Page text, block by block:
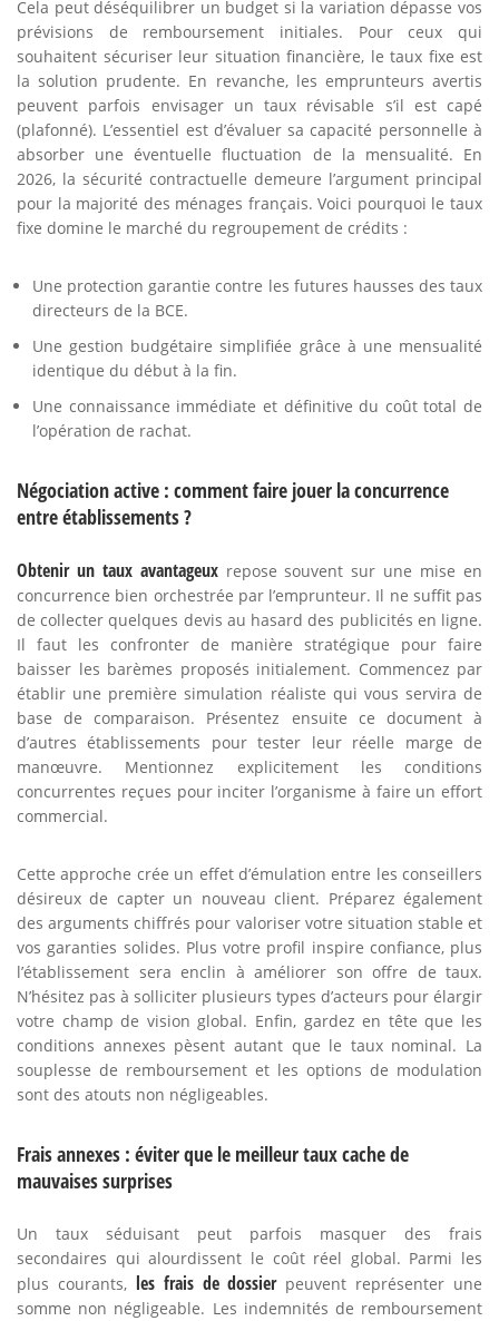
Cela peut déséquilibrer un budget si la variation dépasse vos
prévisions de remboursement initiales. Pour ceux qui
souhaitent sécuriser leur situation financière, le taux fixe est
la solution prudente. En revanche, les emprunteurs avertis
peuvent parfois envisager un taux révisable s’il est capé
(plafonné). L’essentiel est d’évaluer sa capacité personnelle à
absorber une éventuelle fluctuation de la mensualité. En
2026, la sécurité contractuelle demeure l’argument principal
pour la majorité des ménages français. Voici pourquoi le taux
fixe domine le marché du regroupement de crédits :
Une protection garantie contre les futures hausses des taux
directeurs de la BCE.
Une gestion budgétaire simplifiée grâce à une mensualité
identique du début à la fin.
Une connaissance immédiate et définitive du coût total de
l’opération de rachat.
Négociation active : comment faire jouer la concurrence
entre établissements ?
Obtenir un taux avantageuxrepose souvent sur une mise en
concurrence bien orchestrée par l’emprunteur. Il ne suffit pas
de collecter quelques devis au hasard des publicités en ligne.
Il faut les confronter de manière stratégique pour faire
baisser les barèmes proposés initialement. Commencez par
établir une première simulation réaliste qui vous servira de
base de comparaison. Présentez ensuite ce document à
d’autres établissements pour tester leur réelle marge de
manœuvre. Mentionnez explicitement les conditions
concurrentes reçues pour inciter l’organisme à faire un effort
commercial.
Cette approche crée un effet d’émulation entre les conseillers
désireux de capter un nouveau client. Préparez également
des arguments chiffrés pour valoriser votre situation stable et
vos garanties solides. Plus votre profil inspire confiance, plus
l’établissement sera enclin à améliorer son offre de taux.
N’hésitez pas à solliciter plusieurs types d’acteurs pour élargir
votre champ de vision global. Enfin, gardez en tête que les
conditions annexes pèsent autant que le taux nominal. La
souplesse de remboursement et les options de modulation
sont des atouts non négligeables.
Frais annexes : éviter que le meilleur taux cache de
mauvaises surprises
Un taux séduisant peut parfois masquer des frais
secondaires qui alourdissent le coût réel global. Parmi les
plus courants, les frais de dossierpeuvent représenter une
somme non négligeable. Les indemnités de remboursement